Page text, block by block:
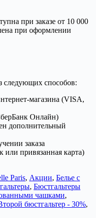
при заказе от 10 000
при оформлении
следующих способов:
магазина (VISA,
Онлайн)
дополнительный
заказа
привязанная карта)
Paris, Акции, Белье с
, Бюстгальтеры
чашками,
бюстгальтер - 30%,